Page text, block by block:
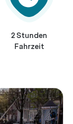
2 Stunden
Fahrzeit